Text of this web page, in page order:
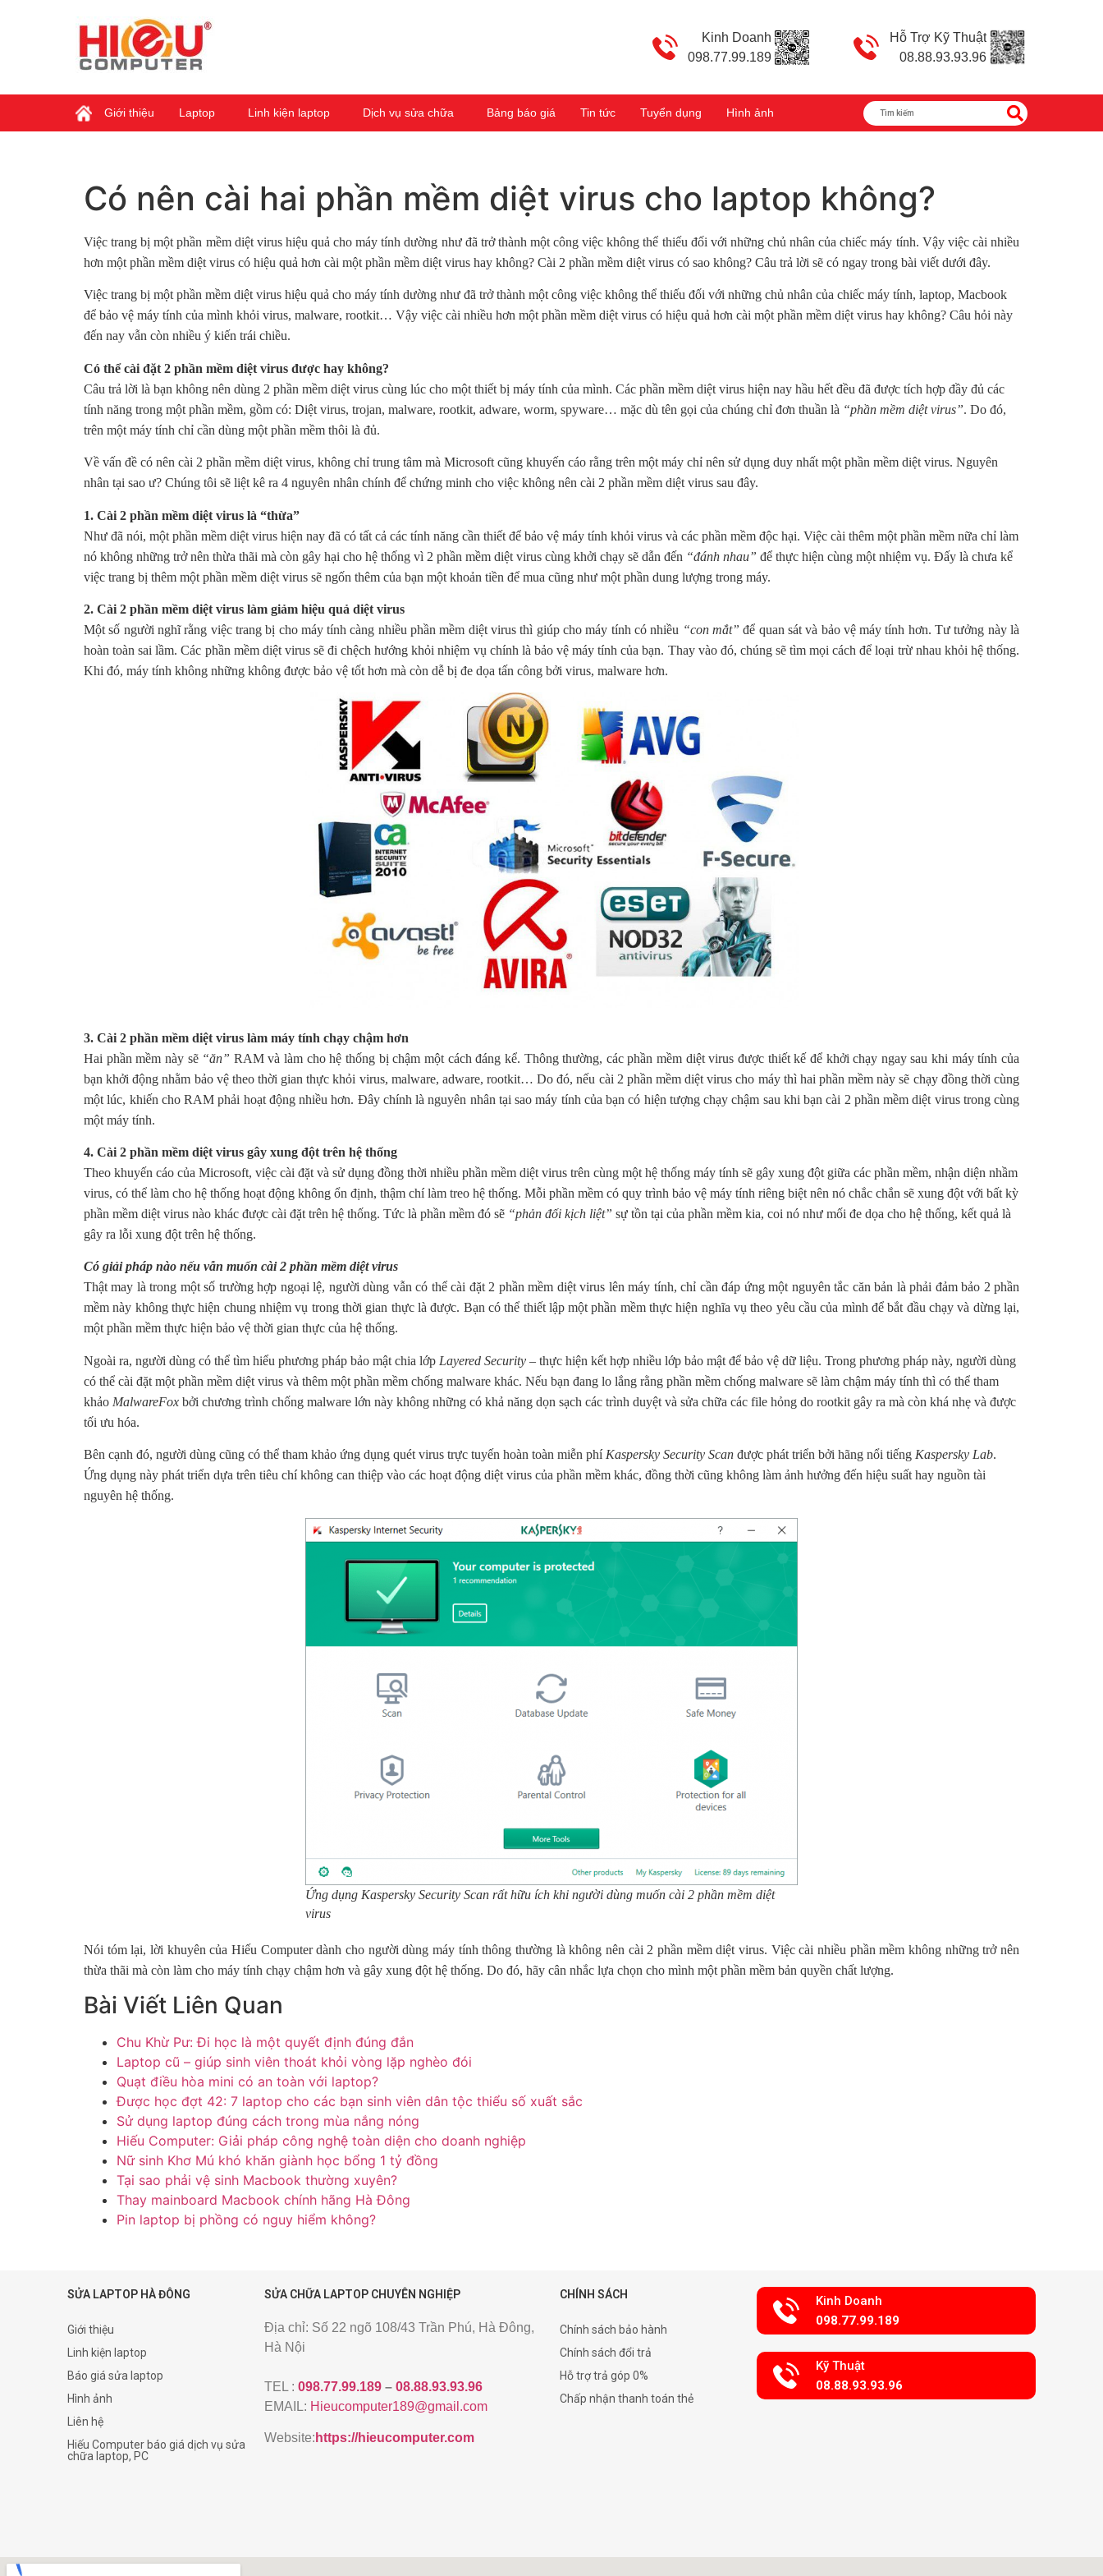
Kinh Doanh
098.77.99.189
Hỗ Trợ Kỹ Thuật
08.88.93.93.96
Giới thiệu Laptop Linh kiện laptop Dịch vụ sửa chữa Bảng báo giá Tin tức Tuyển dụng Hình ảnh
Có nên cài hai phần mềm diệt virus cho laptop không?
Việc trang bị một phần mềm diệt virus hiệu quả cho máy tính dường như đã trở thành một công việc không thể thiếu đối với những chủ nhân của chiếc máy tính. Vậy việc cài nhiều
hơn một phần mềm diệt virus có hiệu quả hơn cài một phần mềm diệt virus hay không? Cài 2 phần mềm diệt virus có sao không? Câu trả lời sẽ có ngay trong bài viết dưới đây.
Việc trang bị một phần mềm diệt virus hiệu quả cho máy tính dường như đã trở thành một công việc không thể thiếu đối với những chủ nhân của chiếc máy tính, laptop, Macbook
để bảo vệ máy tính của mình khỏi virus, malware, rootkit… Vậy việc cài nhiều hơn một phần mềm diệt virus có hiệu quả hơn cài một phần mềm diệt virus hay không? Câu hỏi này
đến nay vẫn còn nhiều ý kiến trái chiều.
Có thể cài đặt 2 phần mềm diệt virus được hay không?
Câu trả lời là bạn không nên dùng 2 phần mềm diệt virus cùng lúc cho một thiết bị máy tính của mình. Các phần mềm diệt virus hiện nay hầu hết đều đã được tích hợp đầy đủ các
tính năng trong một phần mềm, gồm có: Diệt virus, trojan, malware, rootkit, adware, worm, spyware… mặc dù tên gọi của chúng chỉ đơn thuần là “phần mềm diệt virus”. Do đó,
trên một máy tính chỉ cần dùng một phần mềm thôi là đủ.
Về vấn đề có nên cài 2 phần mềm diệt virus, không chỉ trung tâm mà Microsoft cũng khuyến cáo rằng trên một máy chỉ nên sử dụng duy nhất một phần mềm diệt virus. Nguyên
nhân tại sao ư? Chúng tôi sẽ liệt kê ra 4 nguyên nhân chính để chứng minh cho việc không nên cài 2 phần mềm diệt virus sau đây.
1. Cài 2 phần mềm diệt virus là “thừa”
Như đã nói, một phần mềm diệt virus hiện nay đã có tất cả các tính năng cần thiết để bảo vệ máy tính khỏi virus và các phần mềm độc hại. Việc cài thêm một phần mềm nữa chỉ làm
nó không những trở nên thừa thãi mà còn gây hại cho hệ thống vì 2 phần mềm diệt virus cùng khởi chạy sẽ dẫn đến “đánh nhau” để thực hiện cùng một nhiệm vụ. Đấy là chưa kể
việc trang bị thêm một phần mềm diệt virus sẽ ngốn thêm của bạn một khoản tiền để mua cũng như một phần dung lượng trong máy.
2. Cài 2 phần mềm diệt virus làm giảm hiệu quả diệt virus
Một số người nghĩ rằng việc trang bị cho máy tính càng nhiều phần mềm diệt virus thì giúp cho máy tính có nhiều “con mắt” để quan sát và bảo vệ máy tính hơn. Tư tưởng này là
hoàn toàn sai lầm. Các phần mềm diệt virus sẽ đi chệch hướng khỏi nhiệm vụ chính là bảo vệ máy tính của bạn. Thay vào đó, chúng sẽ tìm mọi cách để loại trừ nhau khỏi hệ thống.
Khi đó, máy tính không những không được bảo vệ tốt hơn mà còn dễ bị đe dọa tấn công bởi virus, malware hơn.
3. Cài 2 phần mềm diệt virus làm máy tính chạy chậm hơn
Hai phần mềm này sẽ “ăn” RAM và làm cho hệ thống bị chậm một cách đáng kể. Thông thường, các phần mềm diệt virus được thiết kế để khởi chạy ngay sau khi máy tính của
bạn khởi động nhằm bảo vệ theo thời gian thực khỏi virus, malware, adware, rootkit… Do đó, nếu cài 2 phần mềm diệt virus cho máy thì hai phần mềm này sẽ chạy đồng thời cùng
một lúc, khiến cho RAM phải hoạt động nhiều hơn. Đây chính là nguyên nhân tại sao máy tính của bạn có hiện tượng chạy chậm sau khi bạn cài 2 phần mềm diệt virus trong cùng
một máy tính.
4. Cài 2 phần mềm diệt virus gây xung đột trên hệ thống
Theo khuyến cáo của Microsoft, việc cài đặt và sử dụng đồng thời nhiều phần mềm diệt virus trên cùng một hệ thống máy tính sẽ gây xung đột giữa các phần mềm, nhận diện nhầm
virus, có thể làm cho hệ thống hoạt động không ổn định, thậm chí làm treo hệ thống. Mỗi phần mềm có quy trình bảo vệ máy tính riêng biệt nên nó chắc chắn sẽ xung đột với bất kỳ
phần mềm diệt virus nào khác được cài đặt trên hệ thống. Tức là phần mềm đó sẽ “phản đối kịch liệt” sự tồn tại của phần mềm kia, coi nó như mối đe dọa cho hệ thống, kết quả là
gây ra lỗi xung đột trên hệ thống.
Có giải pháp nào nếu vẫn muốn cài 2 phần mềm diệt virus
Thật may là trong một số trường hợp ngoại lệ, người dùng vẫn có thể cài đặt 2 phần mềm diệt virus lên máy tính, chỉ cần đáp ứng một nguyên tắc căn bản là phải đảm bảo 2 phần
mềm này không thực hiện chung nhiệm vụ trong thời gian thực là được. Bạn có thể thiết lập một phần mềm thực hiện nghĩa vụ theo yêu cầu của mình để bắt đầu chạy và dừng lại,
một phần mềm thực hiện bảo vệ thời gian thực của hệ thống.
Ngoài ra, người dùng có thể tìm hiểu phương pháp bảo mật chia lớp Layered Security – thực hiện kết hợp nhiều lớp bảo mật để bảo vệ dữ liệu. Trong phương pháp này, người dùng
có thể cài đặt một phần mềm diệt virus và thêm một phần mềm chống malware khác. Nếu bạn đang lo lắng rằng phần mềm chống malware sẽ làm chậm máy tính thì có thể tham
khảo MalwareFox bởi chương trình chống malware lớn này không những có khả năng dọn sạch các trình duyệt và sửa chữa các file hỏng do rootkit gây ra mà còn khá nhẹ và được
tối ưu hóa.
Bên cạnh đó, người dùng cũng có thể tham khảo ứng dụng quét virus trực tuyến hoàn toàn miễn phí Kaspersky Security Scan được phát triển bởi hãng nổi tiếng Kaspersky Lab.
Ứng dụng này phát triển dựa trên tiêu chí không can thiệp vào các hoạt động diệt virus của phần mềm khác, đồng thời cũng không làm ảnh hưởng đến hiệu suất hay nguồn tài
nguyên hệ thống.
Ứng dụng Kaspersky Security Scan rất hữu ích khi người dùng muốn cài 2 phần mềm diệt
virus
Nói tóm lại, lời khuyên của Hiếu Computer dành cho người dùng máy tính thông thường là không nên cài 2 phần mềm diệt virus. Việc cài nhiều phần mềm không những trở nên
thừa thãi mà còn làm cho máy tính chạy chậm hơn và gây xung đột hệ thống. Do đó, hãy cân nhắc lựa chọn cho mình một phần mềm bản quyền chất lượng.
Bài Viết Liên Quan
Chu Khừ Pư: Đi học là một quyết định đúng đắn
Laptop cũ – giúp sinh viên thoát khỏi vòng lặp nghèo đói
Quạt điều hòa mini có an toàn với laptop?
Được học đợt 42: 7 laptop cho các bạn sinh viên dân tộc thiểu số xuất sắc
Sử dụng laptop đúng cách trong mùa nắng nóng
Hiếu Computer: Giải pháp công nghệ toàn diện cho doanh nghiệp
Nữ sinh Khơ Mú khó khăn giành học bổng 1 tỷ đồng
Tại sao phải vệ sinh Macbook thường xuyên?
Thay mainboard Macbook chính hãng Hà Đông
Pin laptop bị phồng có nguy hiểm không?
SỬA LAPTOP HÀ ĐÔNG
Giới thiệu
Linh kiện laptop
Báo giá sửa laptop
Hình ảnh
Liên hệ
Hiếu Computer báo giá dịch vụ sửa
chữa laptop, PC
SỬA CHỮA LAPTOP CHUYÊN NGHIỆP
Địa chỉ: Số 22 ngõ 108/43 Trần Phú, Hà Đông,
Hà Nội
TEL : 098.77.99.189 – 08.88.93.93.96
EMAIL: Hieucomputer189@gmail.com
Website: https://hieucomputer.com
CHÍNH SÁCH
Chính sách bảo hành
Chính sách đổi trả
Hỗ trợ trả góp 0%
Chấp nhận thanh toán thẻ
Kinh Doanh
098.77.99.189
Kỹ Thuật
08.88.93.93.96